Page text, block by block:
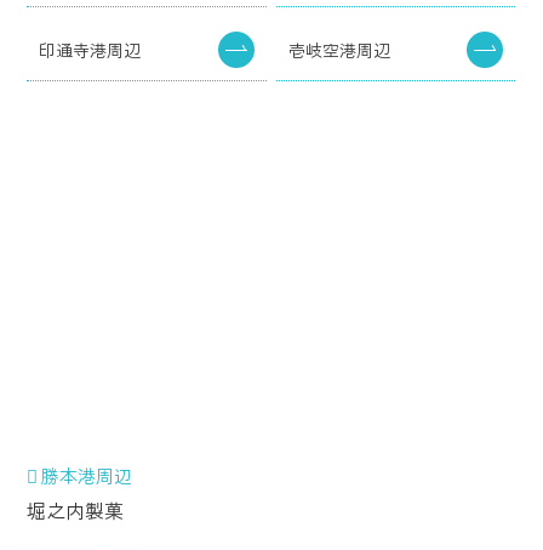
印通寺港周辺 壱岐空港周辺
勝本港周辺
堀之内製菓